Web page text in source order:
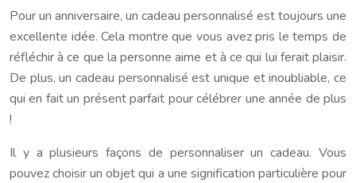
Pour un anniversaire, un cadeau personnalisé est toujours une
excellente idée. Cela montre que vous avez pris le temps de
réfléchir à ce que la personne aime et à ce qui lui ferait plaisir.
De plus, un cadeau personnalisé est unique et inoubliable, ce
qui en fait un présent parfait pour célébrer une année de plus
!
Il y a plusieurs façons de personnaliser un cadeau. Vous
pouvez choisir un objet qui a une signification particulière pour